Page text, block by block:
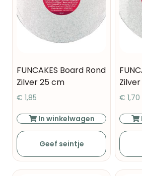
FUNCAKES Board Rond
Zilver 25 cm
€ 1,85
In winkelwagen
Geef seintje
€ 1,70